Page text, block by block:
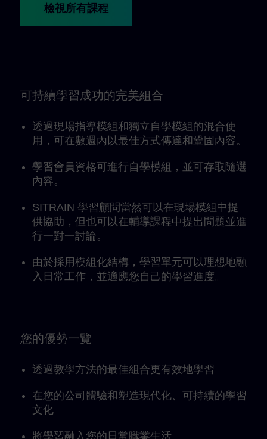
檢視所有課程
可持續學習成功的完美組合
透過現場指導模組和獨立自學模組的混合使
用，可在數週內以最佳方式傳達和鞏固內容。
學習會員資格可進行自學模組，並可存取隨選
內容。
SITRAIN 學習顧問當然可以在現場模組中提
供協助，但也可以在輔導課程中提出問題並進
行一對一討論。
由於採用模組化結構，學習單元可以理想地融
入日常工作，並適應您自己的學習進度。
您的優勢一覽
透過教學方法的最佳組合更有效地學習
在您的公司體驗和塑造現代化、可持續的學習
文化
將學習融入您的日常職業生活